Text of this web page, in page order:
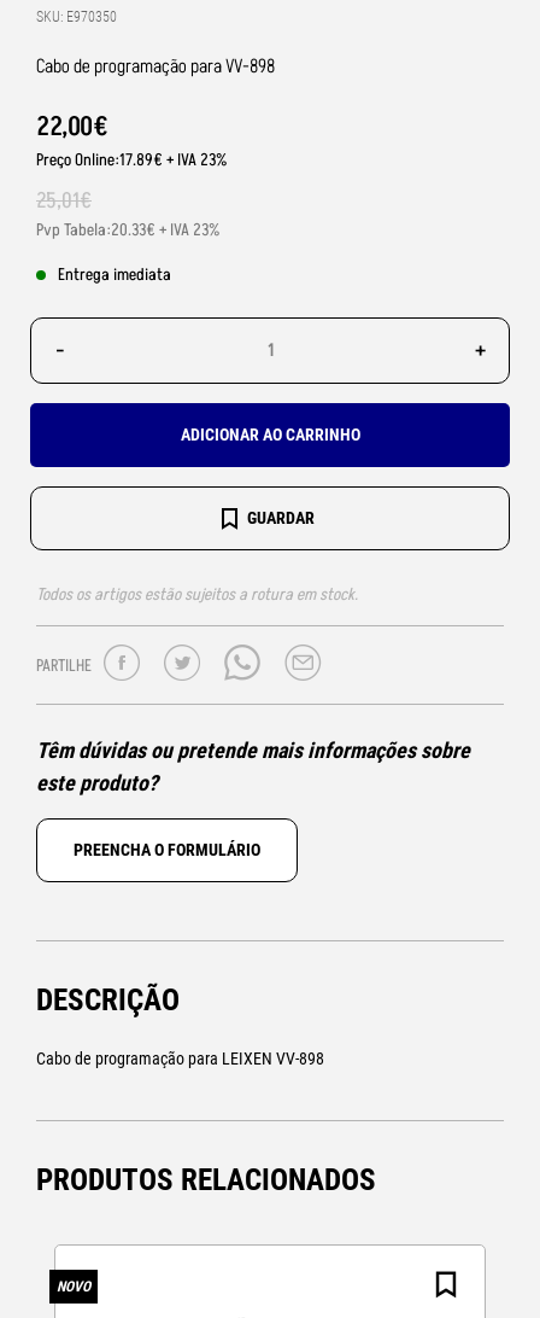
SKU: E970350
Cabo de programação para VV-898
22,00€
Preço Online:17.89€ + IVA 23%
25,01€
Pvp Tabela:20.33€ + IVA 23%
Entrega imediata
- +
ADICIONAR AO CARRINHO
GUARDAR
Todos os artigos estão sujeitos a rotura em stock.
PARTILHE
Têm dúvidas ou pretende mais informações sobre
este produto?
PREENCHA O FORMULÁRIO
DESCRIÇÃO
Cabo de programação para LEIXEN VV-898
PRODUTOS RELACIONADOS
NOVO